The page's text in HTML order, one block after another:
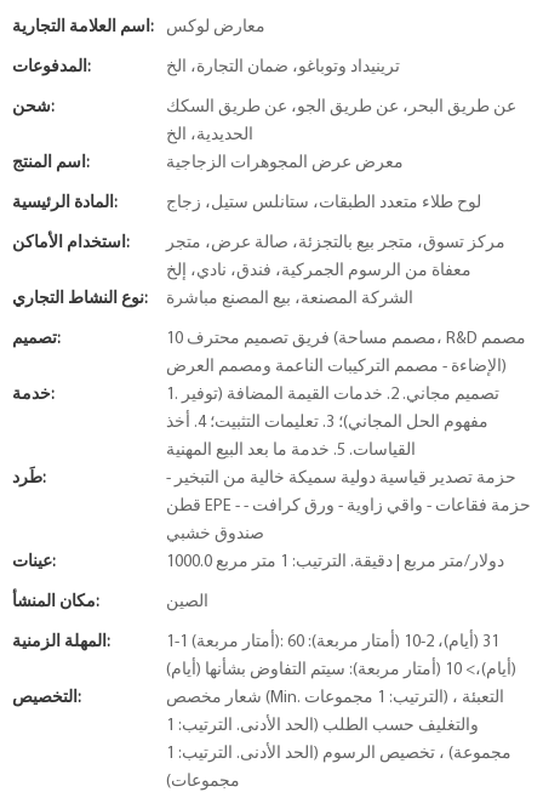
اسم العلامة التجارية: معارض لوكس
المدفوعات: ترينيداد وتوباغو، ضمان التجارة، الخ
شحن:
عن طريق البحر، عن طريق الجو، عن طريق السكك
الحديدية، الخ
اسم المنتج:
معرض عرض المجوهرات الزجاجية
المادة الرئيسية: لوح طلاء متعدد الطبقات، ستانلس ستيل، زجاج
استخدام الأماكن:
مركز تسوق، متجر بيع بالتجزئة، صالة عرض، متجر
معفاة من الرسوم الجمركية، فندق، نادي، إلخ
نوع النشاط التجاري:
الشركة المصنعة، بيع المصنع مباشرة
تصميم:
10 فريق تصميم محترف (مصمم مساحة، R&D مصمم
الإضاءة - مصمم التركيبات الناعمة ومصمم العرض)
خدمة:
1. تصميم مجاني. 2. خدمات القيمة المضافة (توفير
مفهوم الحل المجاني)؛ 3. تعليمات التثبيت؛ 4. أخذ
القياسات. 5. خدمة ما بعد البيع المهنية
طَرد:
حزمة تصدير قياسية دولية سميكة خالية من التبخير -
قطن EPE - حزمة فقاعات - واقي زاوية - ورق كرافت -
صندوق خشبي
عينات:
1000.0 دولار/متر مربع | دقيقة. الترتيب: 1 متر مربع
مكان المنشأ: الصين
المهلة الزمنية:
1-1 (أمتار مربعة): 31 (أيام)، 2-10 (أمتار مربعة): 60
(أيام)،> 10 (أمتار مربعة): سيتم التفاوض بشأنها (أيام)
التخصيص:
شعار مخصص (Min. الترتيب: 1 مجموعات) ، التعبئة
والتغليف حسب الطلب (الحد الأدنى. الترتيب: 1
مجموعة) ، تخصيص الرسوم (الحد الأدنى. الترتيب: 1
مجموعات)